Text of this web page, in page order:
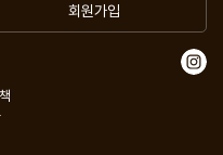
회원가입